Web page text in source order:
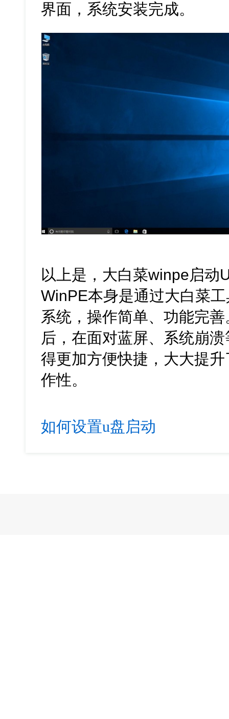
界面，系统安装完成。
以上是，大白菜winpe启动
WinPE本身是通过大白菜
系统，操作简单、功能完
后，在面对蓝屏、系统崩
得更加方便快捷，大大提
作性。
如何设置u盘启动